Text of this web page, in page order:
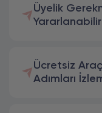
Üyelik
Ücretsiz
Adımları